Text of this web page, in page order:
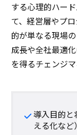
する心理的ハー
て、経営層やプ
的が単なる現場
成長や全社最適
を得るチェンジ
導入目的と
える化など